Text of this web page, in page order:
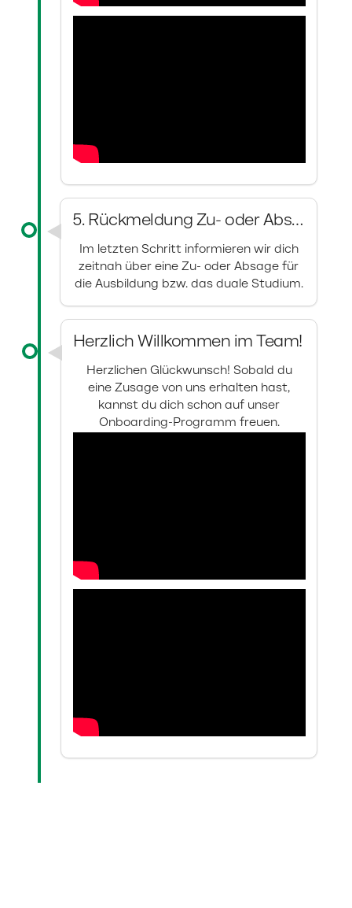
5. Rückmeldung Zu- oder Absage
Im letzten Schritt informieren wir dich
zeitnah über eine Zu- oder Absage für
die Ausbildung bzw. das duale Studium.
Herzlich Willkommen im Team!
Herzlichen Glückwunsch! Sobald du
eine Zusage von uns erhalten hast,
kannst du dich schon auf unser
Onboarding-Programm freuen.